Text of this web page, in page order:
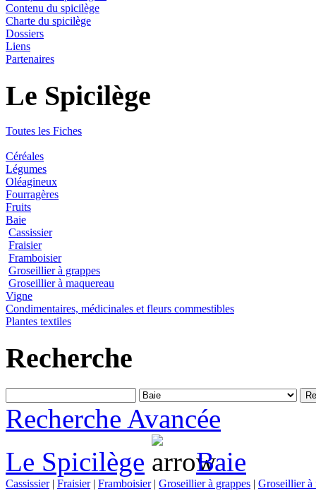
Contenu du spicilège
Charte du spicilège
Dossiers
Liens
Partenaires
Le Spicilège
Toutes les Fiches
Céréales
Légumes
Oléagineux
Fourragères
Fruits
Baie
Cassissier
Fraisier
Framboisier
Groseillier à grappes
Groseillier à maquereau
Vigne
Condimentaires, médicinales et fleurs commestibles
Plantes textiles
Recherche
Recherche Avancée
Le Spicilège
Baie
Cassissier| Fraisier| Framboisier| Groseillier à grappes | Groseillier à